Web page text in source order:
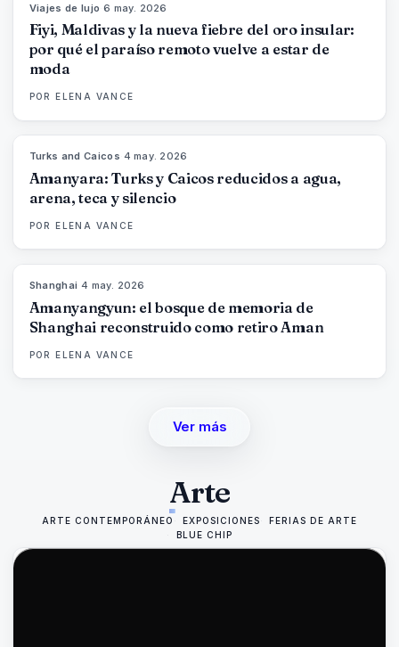
Viajes de lujo ·6 may. 2026
Fiyi, Maldivas y la nueva fiebre del oro insular:
por qué el paraíso remoto vuelve a estar de
moda
POR ELENA VANCE
Turks and Caicos 4 may. 2026
Amanyara: Turks y Caicos reducidos a agua,
arena, teca y silencio
POR ELENA VANCE
Shanghai ·4 may. 2026
Amanyangyun: el bosque de memoria de
Shanghai reconstruido como retiro Aman
POR ELENA VANCE
Ver más
Arte
ARTE CONTEMPORÁNEO EXPOSICIONES
FERIAS DE ARTE
BLUE CHIP